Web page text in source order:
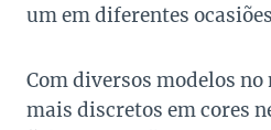
um em diferentes
Com diversos modelos no
mais discretos em cores